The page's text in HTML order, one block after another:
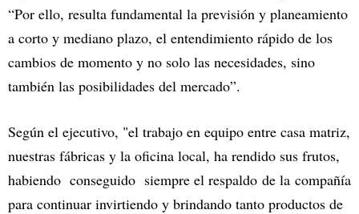
“Por ello, resulta fundamental la previsión y planeamiento
a corto y mediano plazo, el entendimiento rápido de los
cambios de momento y no solo las necesidades, sino
también las posibilidades del mercado”.
Según el ejecutivo, "el trabajo en equipo entre casa matriz,
nuestras fábricas y la oficina local, ha rendido sus frutos,
habiendo conseguido siempre el respaldo de la compañía
para continuar invirtiendo y brindando tanto productos de